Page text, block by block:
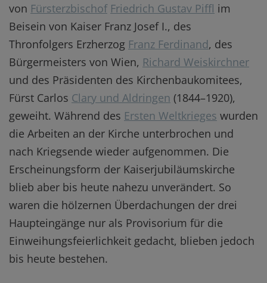
von Fürsterzbischof Friedrich Gustav Piffl im
Beisein von Kaiser Franz Josef I., des
Thronfolgers Erzherzog Franz Ferdinand, des
Bürgermeisters von Wien, Richard Weiskirchner
und des Präsidenten des Kirchenbaukomitees,
Fürst Carlos Clary und Aldringen (1844–1920),
geweiht. Während des Ersten Weltkrieges wurden
die Arbeiten an der Kirche unterbrochen und
nach Kriegsende wieder aufgenommen. Die
Erscheinungsform der Kaiserjubiläumskirche
blieb aber bis heute nahezu unverändert. So
waren die hölzernen Überdachungen der drei
Haupteingänge nur als Provisorium für die
Einweihungsfeierlichkeit gedacht, blieben jedoch
bis heute bestehen.